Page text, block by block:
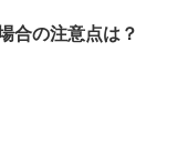
合の注意点は？